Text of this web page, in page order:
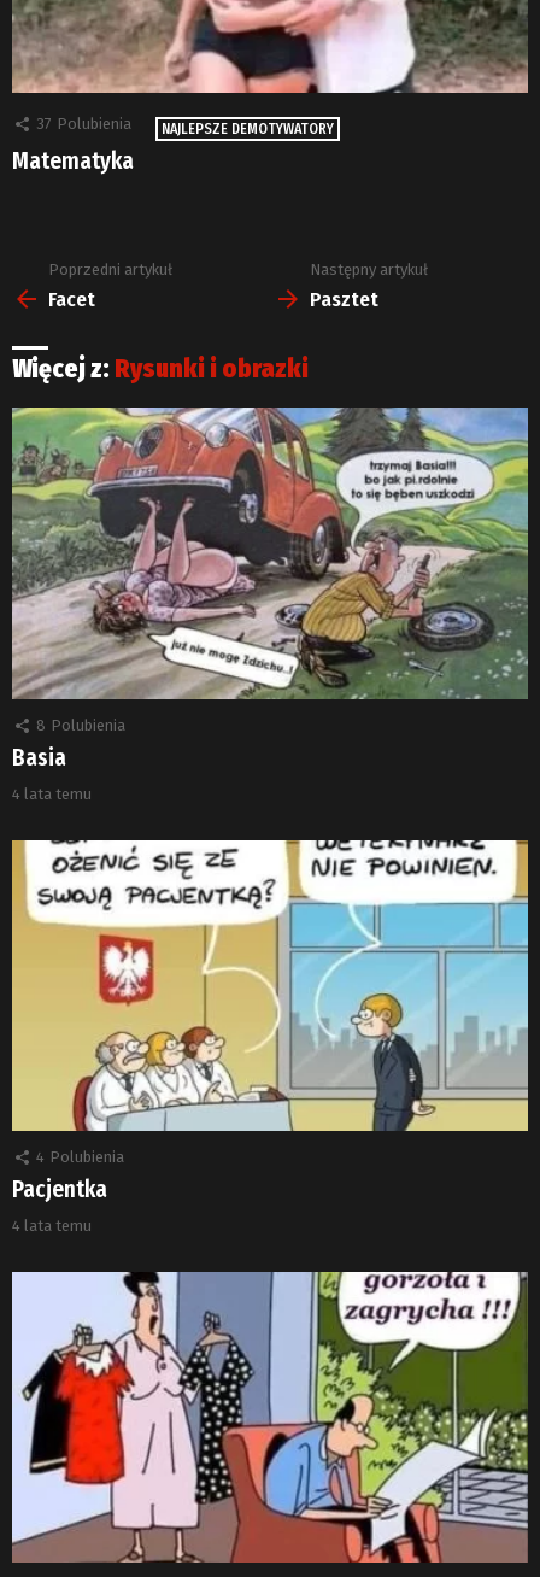
37 Polubienia NAJLEPSZE DEMOTYWATORY
Matematyka
Zobacz
więcej
Poprzedni artykuł
Facet
Następny artykuł
Pasztet
Więcej z: Rysunki i obrazki
8 Polubienia
Basia
4 lata temu
4 Polubienia
Pacjentka
4 lata temu